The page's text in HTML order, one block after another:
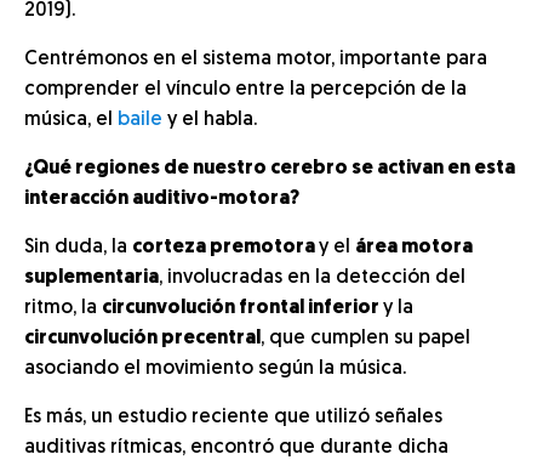
2019).
Centrémonos en el sistema motor, importante para
comprender el vínculo entre la percepción de la
música, el
baile y el habla.
¿Qué regiones de nuestro cerebro se activan en esta
interacción auditivo-motora?
Sin duda, la corteza premotoray el área motora
suplementaria, involucradas en la detección del
ritmo, la circunvolución frontal inferior y la
circunvolución precentral , que cumplen su papel
asociando el movimiento según la música.
Es más, un estudio reciente que utilizó señales
auditivas rítmicas, encontró que durante dicha